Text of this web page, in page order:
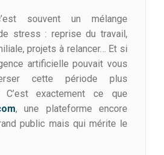
souvent un mélange
stress : reprise du travail,
projets à relancer… Et si
artificielle pouvait vous
cette période plus
C’est exactement ce que
, une plateforme encore
public mais qui mérite le